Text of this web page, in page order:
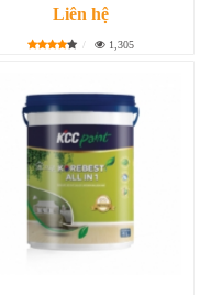
Liên hệ
1,305